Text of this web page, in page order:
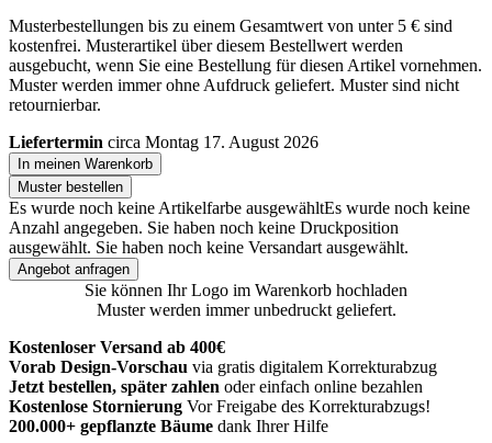
Musterbestellungen bis zu einem Gesamtwert von unter 5 € sind
kostenfrei. Musterartikel über diesem Bestellwert werden
ausgebucht, wenn Sie eine Bestellung für diesen Artikel vornehmen.
Muster werden immer ohne Aufdruck geliefert. Muster sind nicht
retournierbar.
Liefertermin circa Montag 17. August 2026
In meinen Warenkorb
Muster bestellen
Es wurde noch keine Artikelfarbe ausgewähltEs wurde noch keine
Anzahl angegeben. Sie haben noch keine Druckposition
ausgewählt. Sie haben noch keine Versandart ausgewählt.
Angebot anfragen
Sie können Ihr Logo im Warenkorb hochladen
Muster werden immer unbedruckt geliefert.
Kostenloser Versand ab 400€
Vorab Design-Vorschau via gratis digitalem Korrekturabzug
Jetzt bestellen, später zahlen oder einfach online bezahlen
Kostenlose Stornierung Vor Freigabe des Korrekturabzugs!
200.000+ gepflanzte Bäume dank Ihrer Hilfe